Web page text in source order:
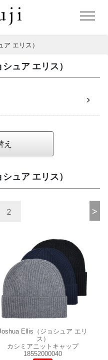
エリス）
ュア エリス）
え
ュア エリス）
>
2
Ellis（ジョシュア エリ
ス）
カシミアニットキャップ
18552000040